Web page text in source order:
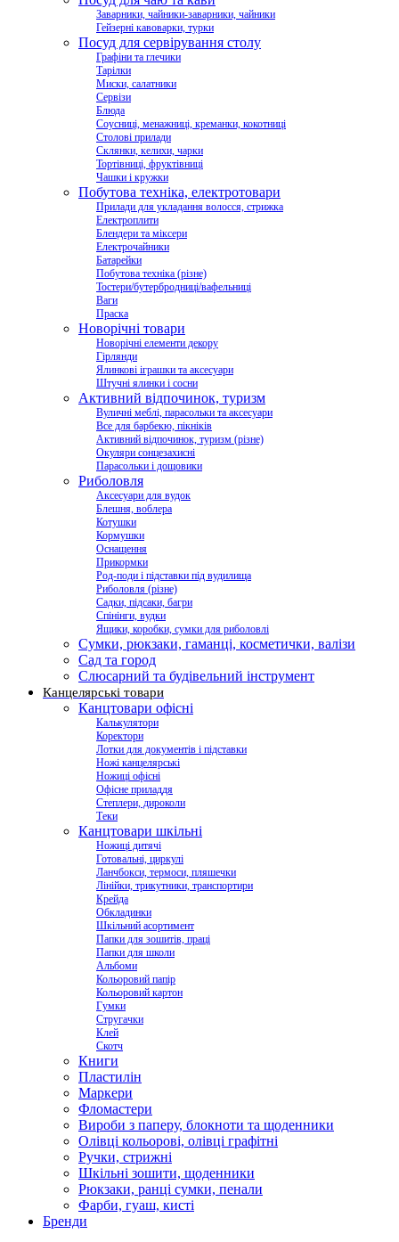
Заварники, чайники-заварники, чайники
Гейзерні кавоварки, турки
Посуд для сервірування столу
Графіни та глечики
Тарілки
Миски, салатники
Сервізи
Блюда
Соусниці, менажниці, креманки, кокотниці
Столові прилади
Склянки, келихи, чарки
Тортівниці, фруктівниці
Чашки і кружки
Побутова техніка, електротовари
Прилади для укладання волосся, стрижка
Електроплити
Блендери та міксери
Електрочайники
Батарейки
Побутова техніка (різне)
Тостери/бутербродниці/вафельниці
Ваги
Праска
Новорічні товари
Новорічні елементи декору
Гірлянди
Ялинкові іграшки та аксесуари
Штучні ялинки і сосни
Активний відпочинок, туризм
Вуличні меблі, парасольки та аксесуари
Все для барбекю, пікніків
Активний відпочинок, туризм (різне)
Окуляри сонцезахисні
Парасольки і дощовики
Риболовля
Аксесуари для вудок
Блешня, воблера
Котушки
Кормушки
Оснащення
Прикормки
Род-поди і підставки під вудилища
Риболовля (різне)
Садки, підсаки, багри
Спінінги, вудки
Ящики, коробки, сумки для риболовлі
Сумки, рюкзаки, гаманці, косметички, валізи
Сад та город
Слюсарний та будівельний інструмент
Канцелярські товари
Канцтовари офісні
Калькулятори
Коректори
Лотки для документів і підставки
Ножі канцелярські
Ножиці офісні
Офісне приладдя
Степлери, дироколи
Теки
Канцтовари шкільні
Ножиці дитячі
Готовальні, циркулі
Ланчбокси, термоси, пляшечки
Лінійки, трикутники, транспортири
Крейда
Обкладинки
Шкільний асортимент
Папки для зошитів, праці
Папки для школи
Альбоми
Кольоровий папір
Кольоровий картон
Гумки
Стругачки
Клей
Скотч
Книги
Пластилін
Маркери
Фломастери
Вироби з паперу, блокноти та щоденники
Олівці кольорові, олівці графітні
Ручки, стрижні
Шкільні зошити, щоденники
Рюкзаки, ранці сумки, пенали
Фарби, гуаш, кисті
Бренди